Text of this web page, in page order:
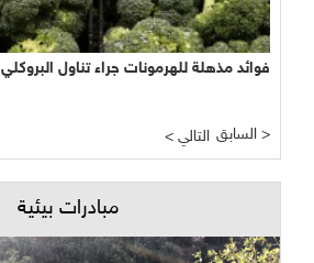
فوائد مذهلة للهرمونات جراء تناول البروكلي
< التالي السابق >
مبادرات بيئية